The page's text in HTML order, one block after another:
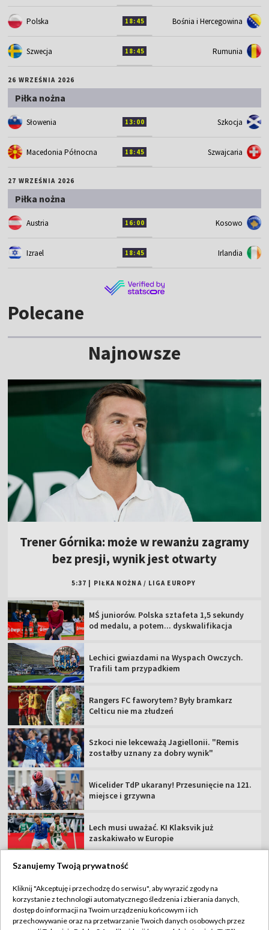
Polska 18:45 Bośnia i Hercegowina
Szwecja 18:45 Rumunia
26 WRZEŚNIA 2026
Piłka nożna
Słowenia 13:00 Szkocja
Macedonia Północna 18:45 Szwajcaria
27 WRZEŚNIA 2026
Piłka nożna
Austria 16:00 Kosowo
Izrael 18:45 Irlandia
Polecane
Najnowsze
Trener Górnika: może w rewanżu zagramy
bez presji, wynik jest otwarty
5:37 PIŁKA NOŻNA / LIGA EUROPY
MŚ juniorów. Polska sztafeta 1,5 sekundy
od medalu, a potem... dyskwalifikacja
Lechici gwiazdami na Wyspach Owczych.
Trafili tam przypadkiem
Rangers FC faworytem? Były bramkarz
Celticu nie ma złudzeń
Szkoci nie lekceważą Jagiellonii. "Remis
zostałby uznany za dobry wynik"
Wicelider TdP ukarany! Przesunięcie na 121.
miejsce i grzywna
Lech musi uważać. KI Klaksvik już
zaskakiwało w Europie
TVP
Abonament TVP
Regulamin TVP
Szanujemy Twoją prywatność
Kliknij "Akceptuję i przechodzę do serwisu", aby wyrazić zgody na
korzystanie z technologii automatycznego śledzenia i zbierania danych,
dostęp do informacji na Twoim urządzeniu końcowym i ich
przechowywanie oraz na przetwarzanie Twoich danych osobowych przez